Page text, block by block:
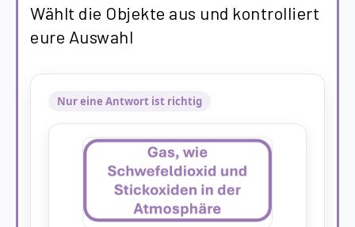
Wählt die Objekte aus und kontrolliert
eure Auswahl
Nur eine Antwort ist richtig